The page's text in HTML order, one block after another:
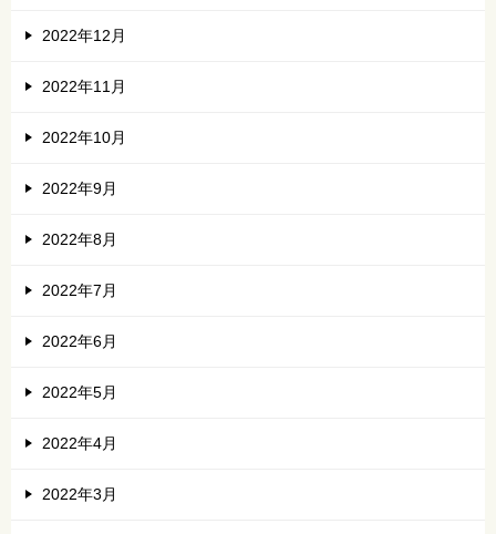
2022年12月
2022年11月
2022年10月
2022年9月
2022年8月
2022年7月
2022年6月
2022年5月
2022年4月
2022年3月